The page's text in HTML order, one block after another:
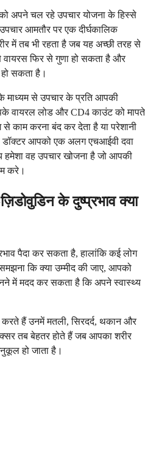
अपने चल रहे उपचार योजना के हिस्से
आमतौर पर एक दीर्घकालिक
में तब भी रहता है जब यह अच्छी तरह से
वायरस फिर से गुणा हो सकता है और
सकता है।
माध्यम से उपचार के प्रति आपकी
वायरल लोड और CD4 काउंट को मापते
काम करना बंद कर देता है या परेशानी
डॉक्टर आपको एक अलग एचआईवी दवा
हमेशा वह उपचार खोजना है जो आपकी
करे।
के दुष्प्रभाव क्या
पैदा कर सकता है, हालांकि कई लोग
कि क्या उम्मीद की जाए, आपको
में मदद कर सकता है कि अपने स्वास्थ्य
हैं उनमें मतली, सिरदर्द, थकान और
तब बेहतर होते हैं जब आपका शरीर
हो जाता है।